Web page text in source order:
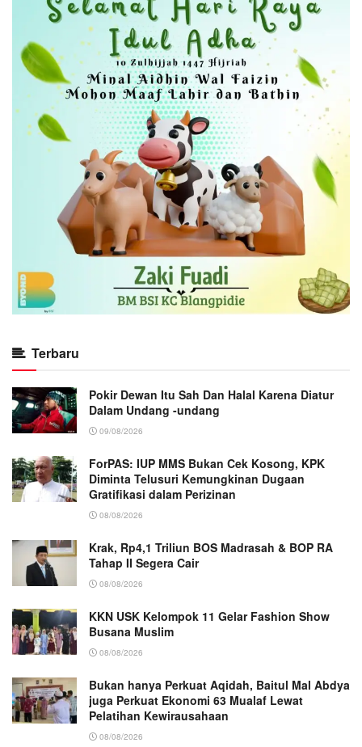
Terbaru
Pokir Dewan Itu Sah Dan Halal Karena Diatur
Dalam Undang -undang
09/08/2026
ForPAS: IUP MMS Bukan Cek Kosong, KPK
Diminta Telusuri Kemungkinan Dugaan
Gratifikasi dalam Perizinan
08/08/2026
Krak, Rp4,1 Triliun BOS Madrasah & BOP RA
Tahap II Segera Cair
08/08/2026
KKN USK Kelompok 11 Gelar Fashion Show
Busana Muslim
08/08/2026
Bukan hanya Perkuat Aqidah, Baitul Mal Abdya
juga Perkuat Ekonomi 63 Mualaf Lewat
Pelatihan Kewirausahaan
08/08/2026